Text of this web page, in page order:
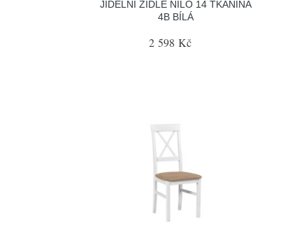
JÍDELNÍ ŽIDLE NILO 14 TKANINA
4B BÍLÁ
2 598 Kč